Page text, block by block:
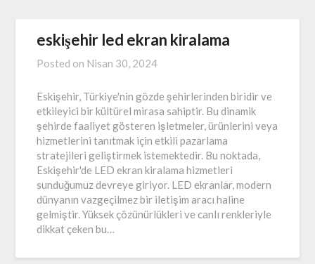
eskişehir led ekran kiralama
Posted on Nisan 30, 2024
Eskişehir, Türkiye'nin gözde şehirlerinden biridir ve
etkileyici bir kültürel mirasa sahiptir. Bu dinamik
şehirde faaliyet gösteren işletmeler, ürünlerini veya
hizmetlerini tanıtmak için etkili pazarlama
stratejileri geliştirmek istemektedir. Bu noktada,
Eskişehir'de LED ekran kiralama hizmetleri
sunduğumuz devreye giriyor. LED ekranlar, modern
dünyanın vazgeçilmez bir iletişim aracı haline
gelmiştir. Yüksek çözünürlükleri ve canlı renkleriyle
dikkat çeken bu…